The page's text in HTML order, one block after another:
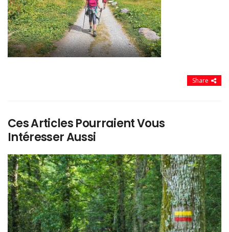
Share
Ces Articles Pourraient Vous
Intéresser Aussi